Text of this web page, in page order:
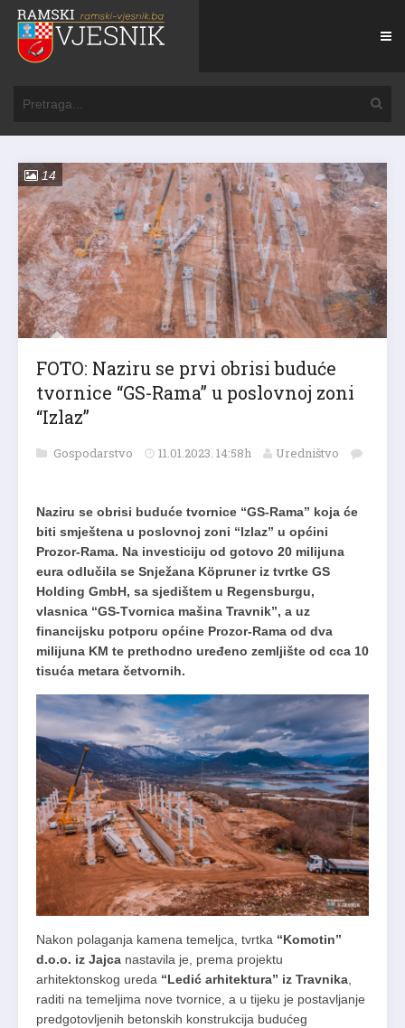
14
FOTO: Naziru se prvi obrisi buduće
tvornice “GS-Rama” u poslovnoj zoni
“Izlaz”
Gospodarstvo 11.01.2023. 14:58h Uredništvo
Naziru se obrisi buduće tvornice “GS-Rama” koja će
biti smještena u poslovnoj zoni “Izlaz” u općini
Prozor-Rama. Na investiciju od gotovo 20 milijuna
eura odlučila se Snježana Köpruner iz tvrtke GS
Holding GmbH, sa sjedištem u Regensburgu,
vlasnica “GS-Tvornica mašina Travnik”, a uz
financijsku potporu općine Prozor-Rama od dva
milijuna KM te prethodno uređeno zemljište od cca 10
tisuća metara četvornih.
Nakon polaganja kamena temeljca, tvrtka “Komotin”
d.o.o. iz Jajca nastavila je, prema projektu
arhitektonskog ureda “Ledić arhitektura” iz Travnika,
raditi na temeljima nove tvornice, a u tijeku je postavljanje
predgotovljenih betonskih konstrukcija budućeg